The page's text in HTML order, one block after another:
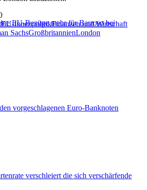
EU-Bezüge mehr für Barroso bei
EU-InnenpolitikFinanzen und Wirtschaft
SachsGroßbritannienLondon
vorgeschlagenen Euro-Banknoten
verschleiert die sich verschärfende